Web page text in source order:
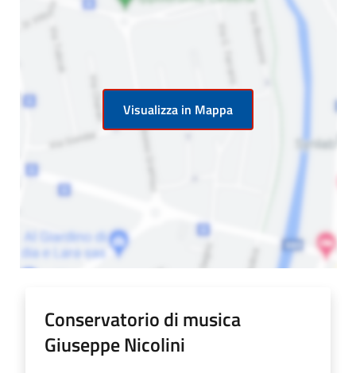
Visualizza in Mappa
Conservatorio di musica
Giuseppe Nicolini